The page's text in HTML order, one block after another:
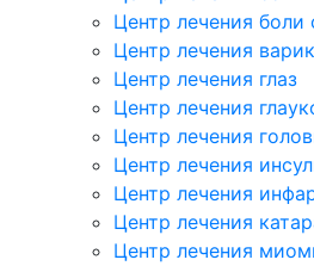
Центр лечения боли
Центр лечения
Центр лечения глаз
Центр лечения
Центр лечения
Центр лечения
Центр лечения
Центр лечения
Центр лечения